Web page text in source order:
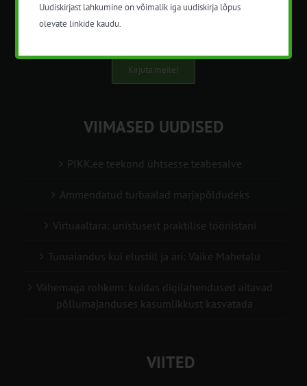
info@pikk.ee
Kirjuta meile!
VIIMASED UUDISED
PIKK.ee teekond ühtsesse teabesalve
Ammendatud turbaalad marjapõldudeks
Virtuaaltara: unistusest praktilise tööriistani
Turuaiandus kui elustiil ja äri: Väike Mahetalu
Vähemaga rohkem: kuidas digilahendused aitavad
põllumajanduses kasumlikkust kasvatada
VIITED
Uudiskirjast lahkumine on võimalik iga uudiskirja lõpus
olevate linkide kaudu.